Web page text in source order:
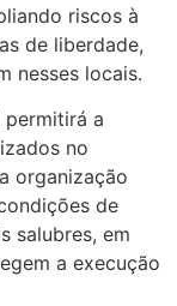
riscos à
de liberdade,
nesses locais.
a
no
organização
de
salubres, em
a execução